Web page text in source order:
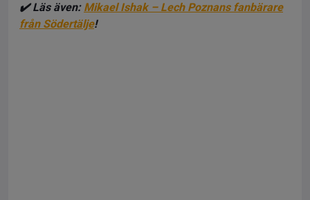
✔️ Läs även: Mikael Ishak – Lech Poznans fanbärare
från Södertälje!